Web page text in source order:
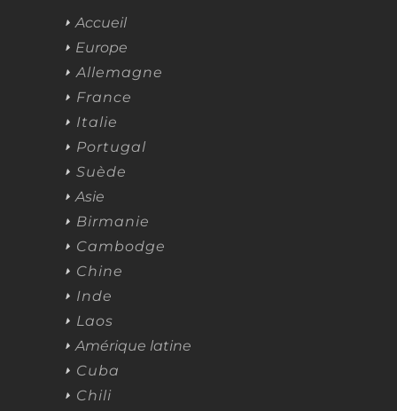
Accueil
Europe
Allemagne
France
Italie
Portugal
Suède
Asie
Birmanie
Cambodge
Chine
Inde
Laos
Amérique latine
Cuba
Chili